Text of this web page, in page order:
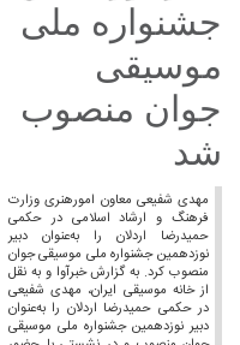
جشنواره ملی
موسیقی
جوان منصوب
شد
مهدی شفیعی معاون امورهنری وزارت
فرهنگ و ارشاد اسلامی در حکمی
حمیدرضا اردلان را به‌عنوان دبیر
نوزدهمین جشنواره ملی موسیقی جوان
منصوب کرد. به گزارش خبرآوا و به نقل
از خانه موسیقی ایران، مهدی شفیعی
در حکمی حمیدرضا اردلان را به‌عنوان
دبیر نوزدهمین جشنواره ملی موسیقی